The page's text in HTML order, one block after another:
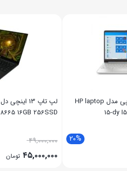
لپ تاپ 15.6 اینچی اچ پی مدل HP laptop
15-dy
20%
8665 16GB 256SSD
۴۹,۰۰۰,۰۰۰
۴۵,۰۰۰,۰۰۰ تومان